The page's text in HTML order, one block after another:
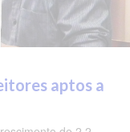
aptos a